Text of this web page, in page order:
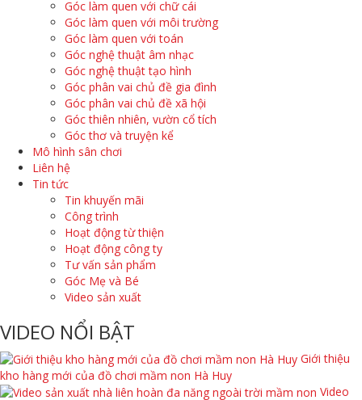
Góc làm quen với chữ cái
Góc làm quen với môi trường
Góc làm quen với toán
Góc nghệ thuật âm nhạc
Góc nghệ thuật tạo hình
Góc phân vai chủ đề gia đình
Góc phân vai chủ đề xã hội
Góc thiên nhiên, vườn cổ tích
Góc thơ và truyện kể
Mô hình sân chơi
Liên hệ
Tin tức
Tin khuyến mãi
Công trình
Hoạt động từ thiện
Hoạt động công ty
Tư vấn sản phẩm
Góc Mẹ và Bé
Video sản xuất
VIDEO NỔI BẬT
Giới thiệu
kho hàng mới của đồ chơi mầm non Hà Huy
Video